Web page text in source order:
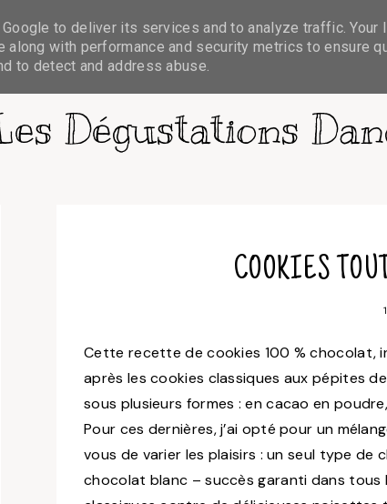
DE LA CUISINE DANS LES PLACARDS CONTACT
Dégustations
COOKIES
Cette recette de cookies 100 % chocolat,
après les cookies classiques aux pépites
sous plusieurs formes : en cacao en
Pour ces dernières, j’ai opté pour un
vous de varier les plaisirs : un seul type
chocolat blanc – succès garanti dans tous
to deliver its services and to analyze traffic. Your
along with performance and security metrics to ensure
to detect and address abuse.